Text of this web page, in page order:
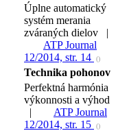
Úplne automatický
systém merania
zváraných dielov |
ATP Journal
12/2014, str. 14
()
Technika pohonov
Perfektná harmónia
výkonnosti a výhod
|
ATP Journal
12/2014, str. 15
()